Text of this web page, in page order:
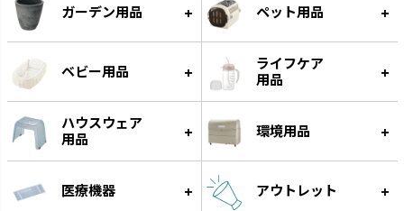
スラック ジョーロ
大容量なのにスリムなじょうろ
グレース
細く優しい水が根元に注げます。
ガーデン用品 ペット用品
ベビー用品
ライフケア
用品
ハウスウェア
用品
環境用品
医療機器 アウトレット